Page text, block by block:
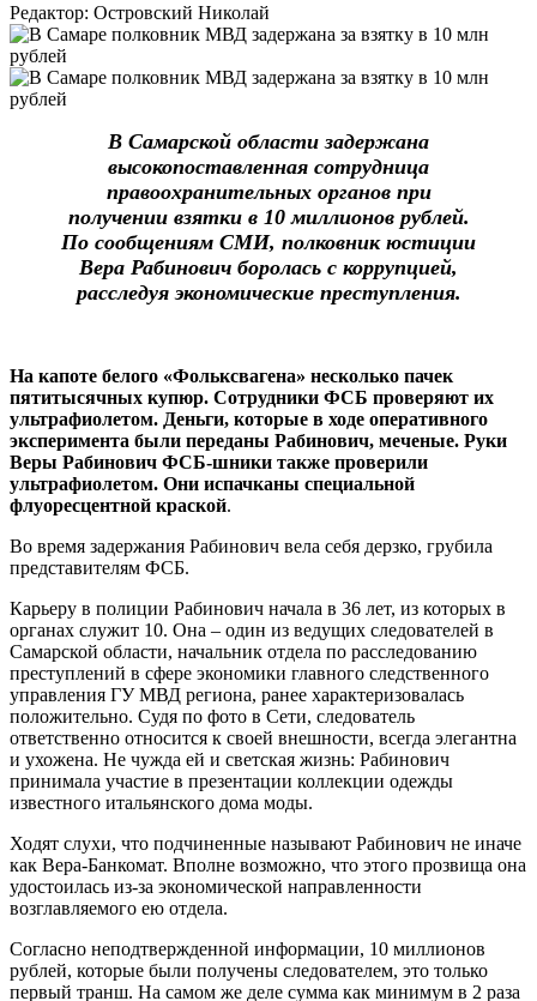
Редактор: Островский Николай
В Самарской области задержана
высокопоставленная сотрудница
правоохранительных органов при
получении взятки в 10 миллионов рублей.
По сообщениям СМИ, полковник юстиции
Вера Рабинович боролась с коррупцией,
расследуя экономические преступления.
На капоте белого «Фольксвагена» несколько пачек
пятитысячных купюр. Сотрудники ФСБ проверяют их
ультрафиолетом. Деньги, которые в ходе оперативного
эксперимента были переданы Рабинович, меченые. Руки
Веры Рабинович ФСБ-шники также проверили
ультрафиолетом. Они испачканы специальной
флуоресцентной краской.
Во время задержания Рабинович вела себя дерзко, грубила
представителям ФСБ.
Карьеру в полиции Рабинович начала в 36 лет, из которых в
органах служит 10. Она – один из ведущих следователей в
Самарской области, начальник отдела по расследованию
преступлений в сфере экономики главного следственного
управления ГУ МВД региона, ранее характеризовалась
положительно. Судя по фото в Сети, следователь
ответственно относится к своей внешности, всегда элегантна
и ухожена. Не чужда ей и светская жизнь: Рабинович
принимала участие в презентации коллекции одежды
известного итальянского дома моды.
Ходят слухи, что подчиненные называют Рабинович не иначе
как Вера-Банкомат. Вполне возможно, что этого прозвища она
удостоилась из-за экономической направленности
возглавляемого ею отдела.
Согласно неподтвержденной информации, 10 миллионов
рублей, которые были получены следователем, это только
первый транш. На самом же деле сумма как минимум в 2 раза